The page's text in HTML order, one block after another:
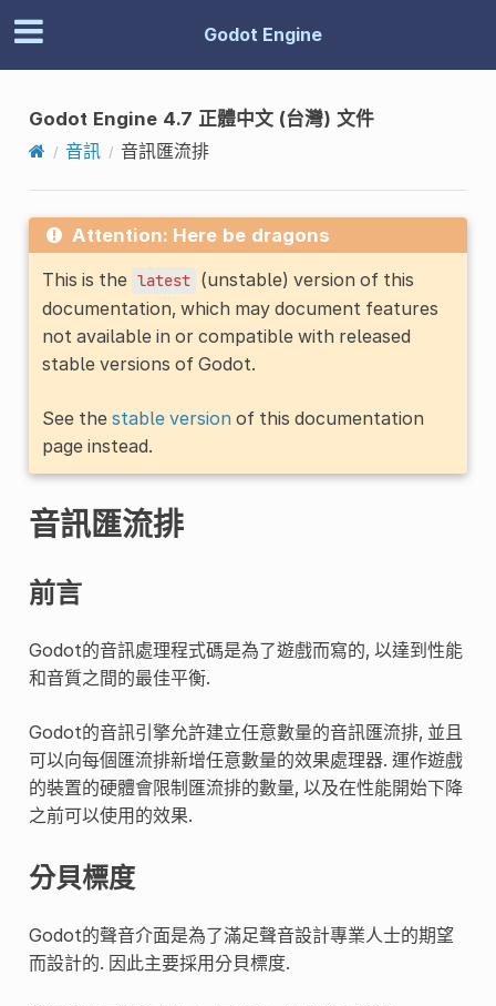
Godot Engine
Godot Engine 4.7 正體中文 (台灣) 文件
音訊
音訊匯流排
Attention: Here be dragons
This is the latest (unstable) version of this
documentation, which may document features
not available in or compatible with released
stable versions of Godot.
See the stable versionof this documentation
page instead.
音訊匯流排
前言
Godot的音訊處理程式碼是為了遊戲而寫的, 以達到性能
和音質之間的最佳平衡.
Godot的音訊引擎允許建立任意數量的音訊匯流排, 並且
可以向每個匯流排新增任意數量的效果處理器. 運作遊戲
的裝置的硬體會限制匯流排的數量, 以及在性能開始下降
之前可以使用的效果.
分貝標度
Godot的聲音介面是為了滿足聲音設計專業人士的期望
而設計的. 因此主要採用分貝標度.